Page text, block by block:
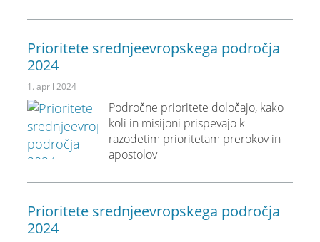
Prioritete srednjeevropskega področja
2024
1. april 2024
Področne prioritete določajo, kako
koli in misijoni prispevajo k
razodetim prioritetam prerokov in
apostolov
Prioritete srednjeevropskega področja
2024